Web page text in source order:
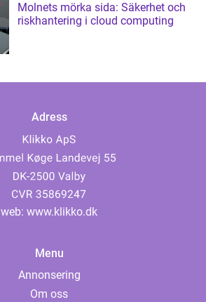
Molnets mörka sida: Säkerhet och
riskhantering i cloud computing
Adress
web: www.klikko.dk
Menu
Annonsering
Om oss